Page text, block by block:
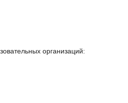
организаций: